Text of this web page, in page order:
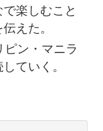
楽しむこと
えた。
ン・マニラ
ていく。